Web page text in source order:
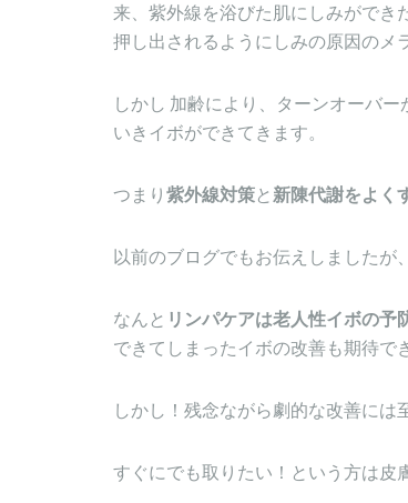
来、紫外線を浴びた肌にしみができ
押し出されるようにしみの原因のメ
しかし 加齢により、ターンオーバ
いきイボができてきます。
つまり 紫外線対策と 新陳代謝をよく
以前のブログでもお伝えしましたが
なんと リンパケアは老人性イボの予
できてしまったイボの改善も期待で
しかし！残念ながら劇的な改善には
すぐにでも取りたい！という方は皮